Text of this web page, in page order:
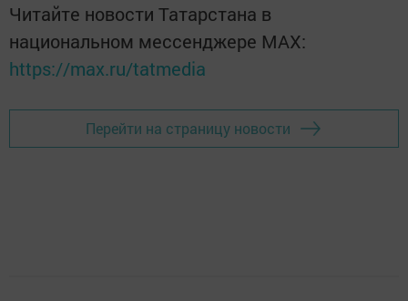
Читайте новости Татарстана в
национальном мессенджере MАХ:
https://max.ru/tatmedia
Перейти на страницу новости